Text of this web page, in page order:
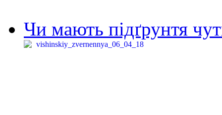
Чи мають підґрунтя